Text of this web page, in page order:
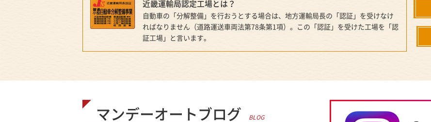
近畿運輸局認定工場とは？
自動車の「分解整備」を行おうとする場合は、地方運輸局長の「認証」を受けなけ
ればなりません（道路運送車両法第78条第1項）。この「認証」を受けた工場を「認
証工場」と言います。
マンデーオートブログ BLOG